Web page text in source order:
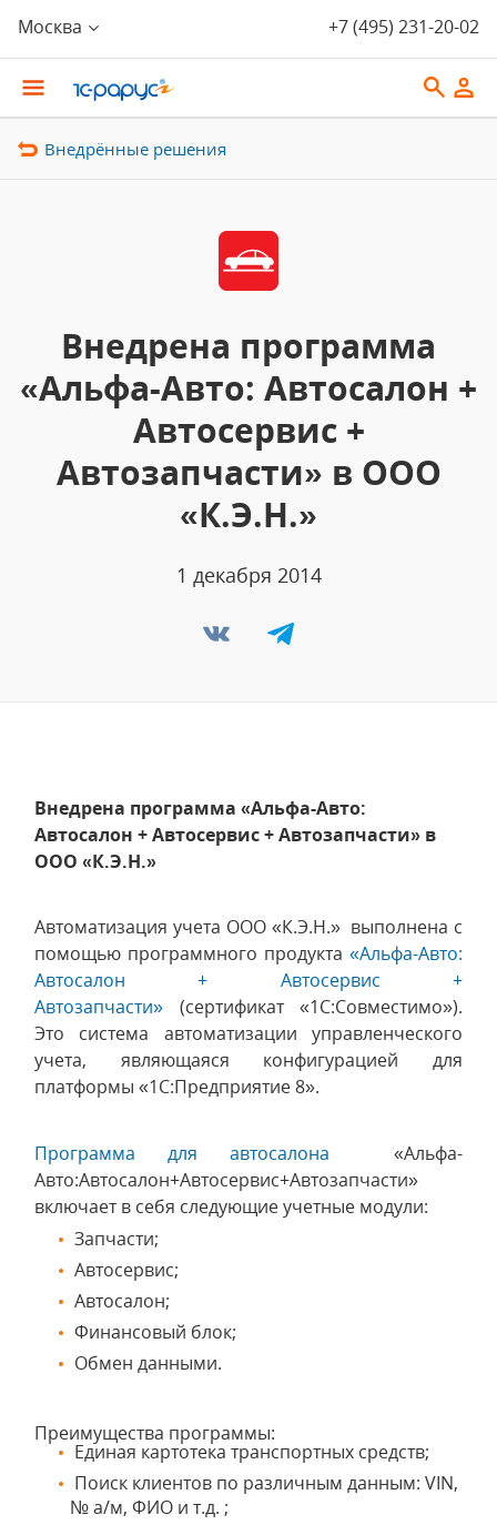
Москва +7 (495) 231-20-02
Внедрённые решения
Внедрена программа
«Альфа-Авто: Автосалон +
Автосервис +
Автозапчасти» в ООО
«К.Э.Н.»
1 декабря 2014
Внедрена программа «Альфа-Авто:
Автосалон + Автосервис + Автозапчасти» в
ООО «К.Э.Н.»
Автоматизация учета ООО «К.Э.Н.» выполнена с
помощью программного продукта «Альфа-Авто:
Автосалон + Автосервис +
Автозапчасти» (сертификат «1С:Совместимо»).
Это система автоматизации управленческого
учета, являющаяся конфигурацией для
платформы «1С:Предприятие 8».
Программа для автосалона «Альфа-
Авто:Автосалон+Автосервис+Автозапчасти»
включает в себя следующие учетные модули:
Запчасти;
Автосервис;
Автосалон;
Финансовый блок;
Обмен данными.
Преимущества программы:
Единая картотека транспортных средств;
Поиск клиентов по различным данным: VIN,
№ а/м, ФИО и т.д. ;